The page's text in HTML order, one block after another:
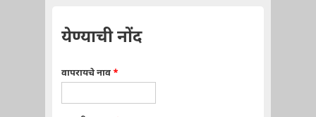
येण्याची नोंद
वापरायचे नाव *